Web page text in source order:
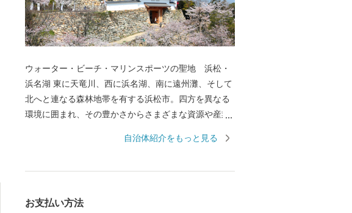
ウォーター・ビーチ・マリンスポーツの聖地 浜松・
浜名湖 東に天竜川、西に浜名湖、南に遠州灘、そして
北へと連なる森林地帯を有する浜松市。四方を異なる
環境に囲まれ、その豊かさからさまざまな資源や産業
温暖な気候、豊富な水源により発展した農業や水産業
名湖ではクルージングやフィッシングはもちろん、ウ
自治体紹介をもっと見る
お支払い方法